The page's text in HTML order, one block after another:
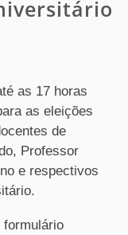
as 17 horas
as eleições
de
Professor
e respectivos
formulário